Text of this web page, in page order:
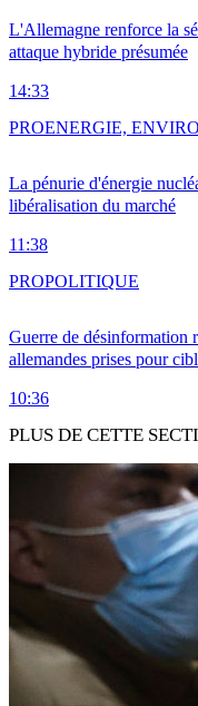
L'Allemagne renforce la
attaque hybride présumée
14:33
La pénurie d'énergie
libéralisation du marché
11:38
PROENERGIE,
Guerre de désinformation
allemandes prises pour
10:36
PROPOLITIQUE
PLUS DE CETTE